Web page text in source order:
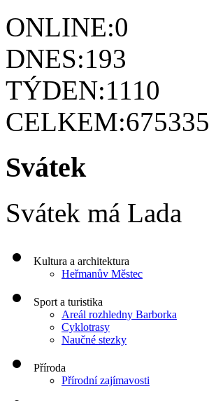
ONLINE:0
DNES:193
TÝDEN:1110
CELKEM:675335
Svátek
Svátek má Lada
Kultura a architektura
Heřmanův Městec
Sport a turistika
Areál rozhledny Barborka
Cyklotrasy
Naučné stezky
Příroda
Přírodní zajímavosti